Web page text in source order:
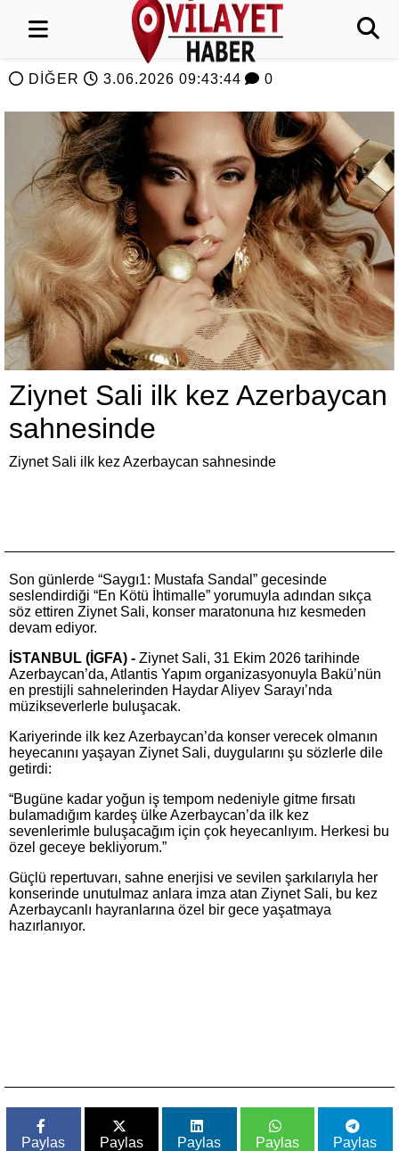
DİĞER 3.06.2026 09:43:44 0
Ziynet Sali ilk kez Azerbaycan
sahnesinde
Ziynet Sali ilk kez Azerbaycan sahnesinde
Son günlerde “Saygı1: Mustafa Sandal” gecesinde
seslendirdiği “En Kötü İhtimalle” yorumuyla adından sıkça
söz ettiren Ziynet Sali, konser maratonuna hız kesmeden
devam ediyor.
İSTANBUL (İGFA) - Ziynet Sali, 31 Ekim 2026 tarihinde
Azerbaycan’da, Atlantis Yapım organizasyonuyla Bakü’nün
en prestijli sahnelerinden Haydar Aliyev Sarayı’nda
müzikseverlerle buluşacak.
Kariyerinde ilk kez Azerbaycan’da konser verecek olmanın
heyecanını yaşayan Ziynet Sali, duygularını şu sözlerle dile
getirdi:
“Bugüne kadar yoğun iş tempom nedeniyle gitme fırsatı
bulamadığım kardeş ülke Azerbaycan’da ilk kez
sevenlerimle buluşacağım için çok heyecanlıyım. Herkesi bu
özel geceye bekliyorum.”
Güçlü repertuvarı, sahne enerjisi ve sevilen şarkılarıyla her
konserinde unutulmaz anlara imza atan Ziynet Sali, bu kez
Azerbaycanlı hayranlarına özel bir gece yaşatmaya
hazırlanıyor.
Paylas Paylas Paylas Paylas Paylas